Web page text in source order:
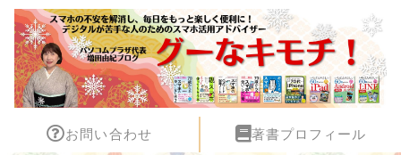
お問い合わせ 著書プロフィール